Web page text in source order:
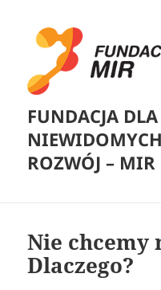
FUNDACJA DLA
ROZWÓJ – MIR
Nie chcemy
Dlaczego?